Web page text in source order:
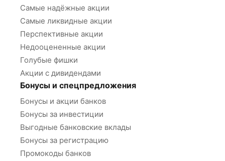
Самые надёжные акции
Самые ликвидные акции
Перспективные акции
Недооцененные акции
Голубые фишки
Акции с дивидендами
Бонусы и спецпредложения
Бонусы и акции банков
Бонусы за инвестиции
Выгодные банковские вклады
Бонусы за регистрацию
Промокоды банков